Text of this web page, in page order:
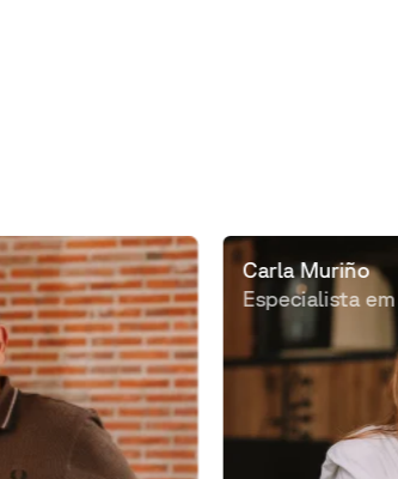
relações públicas